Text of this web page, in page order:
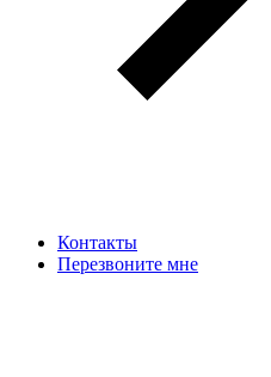
Контакты
Перезвоните мне